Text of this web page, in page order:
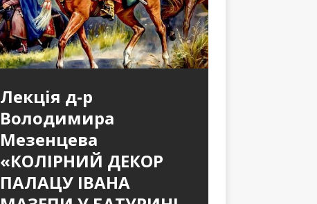
Лекція д-р
Володимира
Мезенцева
«КОЛІРНИЙ ДЕКОР
ПАЛАЦУ ІВАНА